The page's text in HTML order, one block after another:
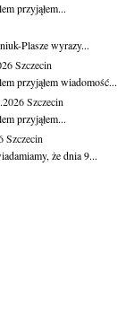
przyjąłem...
Plasze wyrazy...
Szczecin
przyjąłem wiadomość...
Szczecin
przyjąłem...
Szczecin
że dnia 9...